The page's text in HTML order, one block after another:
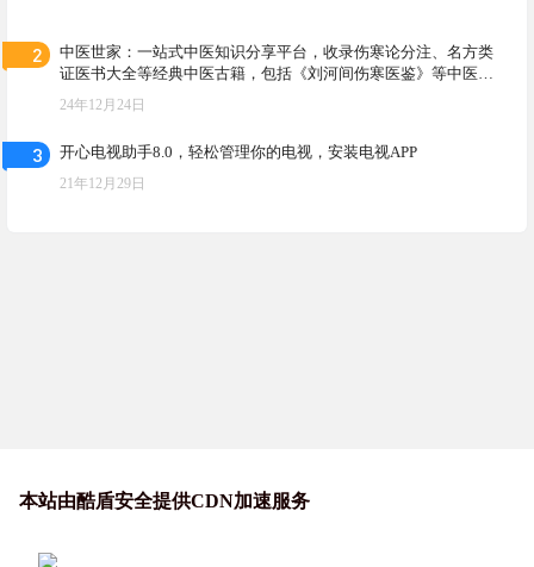
2
中医世家：一站式中医知识分享平台，收录伤寒论分注、名方类
证医书大全等经典中医古籍，包括《刘河间伤寒医鉴》等中医书
籍
24年12月24日
3 开心电视助手8.0，轻松管理你的电视，安装电视APP
21年12月29日
本站由酷盾安全提供CDN加速服务